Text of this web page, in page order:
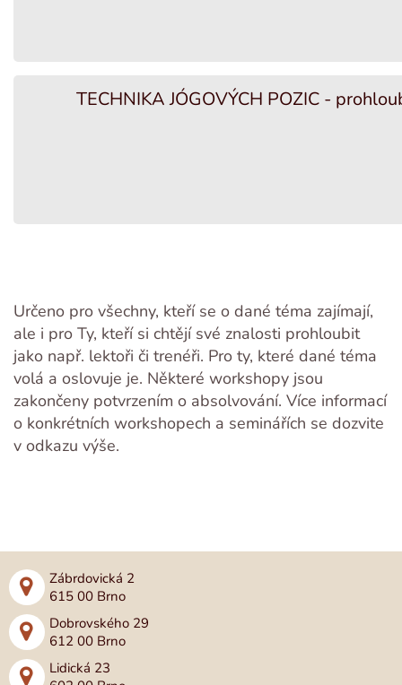
TECHNIKA JÓGOVÝCH POZIC -
Určeno pro všechny, kteří se o dané téma zajímají,
ale i pro Ty, kteří si chtějí své znalosti prohloubit
jako např. lektoři či trenéři. Pro ty, které dané téma
volá a oslovuje je. Některé workshopy jsou
zakončeny potvrzením o absolvování. Více informací
o konkrétních workshopech a seminářích se dozvite
v odkazu výše.
Zábrdovická 2
615 00 Brno
Dobrovského 29
612 00 Brno
Lidická 23